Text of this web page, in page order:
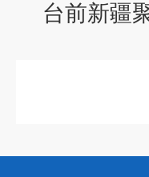
台前新疆